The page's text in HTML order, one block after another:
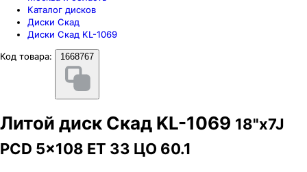
Каталог дисков
Диски Скад
Диски Скад KL-1069
Код товара:
1668767
Литой диск Скад KL-1069 18"x7J
PCD 5x108 ЕТ 33 ЦО 60.1